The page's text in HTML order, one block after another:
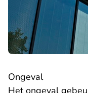
Ongeval
Het ongeval